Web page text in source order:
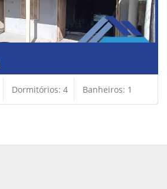
Dormitórios: 4 Banheiros: 1